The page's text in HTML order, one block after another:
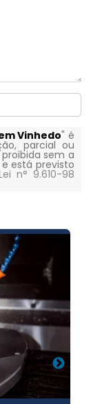
Vinhedo" é
parcial ou
sem a
está previsto
n° 9.610-98